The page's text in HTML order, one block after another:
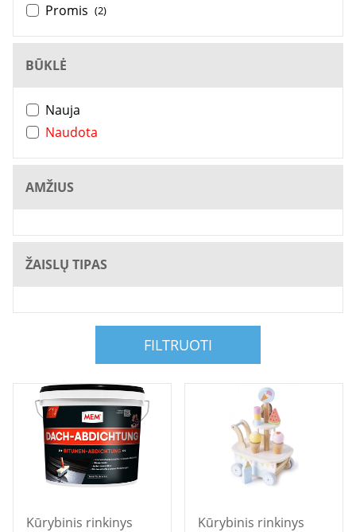
Promis (2)
BŪKLĖ
Nauja
Naudota
AMŽIUS
ŽAISLŲ TIPAS
FILTRUOTI
Kūrybinis rinkinys
Kūrybinis rinkinys